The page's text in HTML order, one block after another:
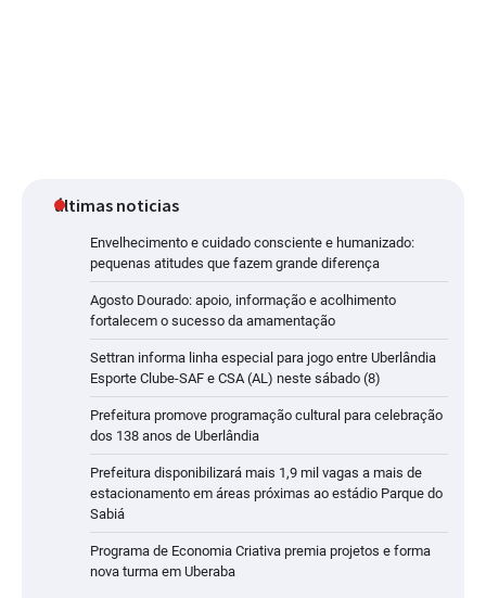
últimas noticias
Envelhecimento e cuidado consciente e humanizado:
pequenas atitudes que fazem grande diferença
Agosto Dourado: apoio, informação e acolhimento
fortalecem o sucesso da amamentação
Settran informa linha especial para jogo entre Uberlândia
Esporte Clube-SAF e CSA (AL) neste sábado (8)
Prefeitura promove programação cultural para celebração
dos 138 anos de Uberlândia
Prefeitura disponibilizará mais 1,9 mil vagas a mais de
estacionamento em áreas próximas ao estádio Parque do
Sabiá
Programa de Economia Criativa premia projetos e forma
nova turma em Uberaba